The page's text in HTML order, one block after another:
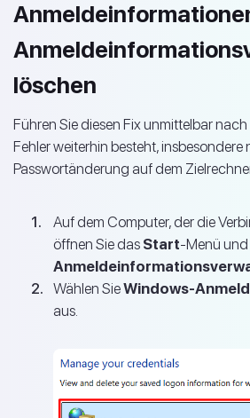
löschen
Führen Sie diesen Fix unmittelbar nach
Fehler weiterhin besteht, insbesondere
Passwortänderung auf dem
Auf dem Computer, der die
öffnen Sie das Start-Menü
Wählen SieWindows-
aus.